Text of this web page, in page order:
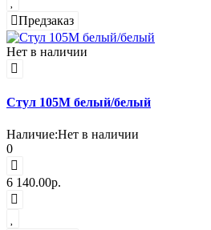
Предзаказ
Нет в наличии
Стул 105М белый/белый
Наличие:Нет в наличии
0
6 140.00р.